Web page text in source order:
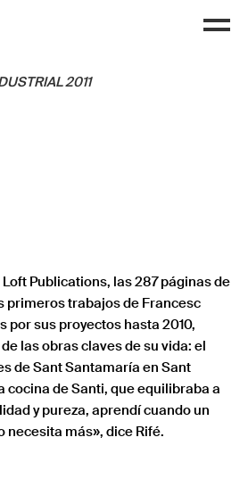
2011
Loft Publications, las 287 páginas de
primeros trabajos de Francesc
por sus proyectos hasta 2010,
las obras claves de su vida: el
de Sant Santamaría en Sant
cocina de Santi, que equilibraba a
y pureza, aprendí cuando un
necesita más», dice Rifé.